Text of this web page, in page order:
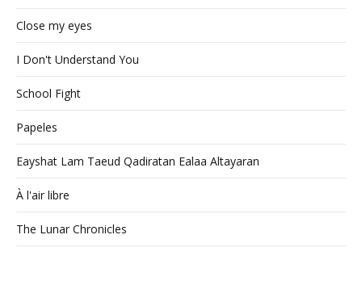
Close my eyes
I Don't Understand You
School Fight
Papeles
Eayshat Lam Taeud Qadiratan Ealaa Altayaran
À l'air libre
The Lunar Chronicles